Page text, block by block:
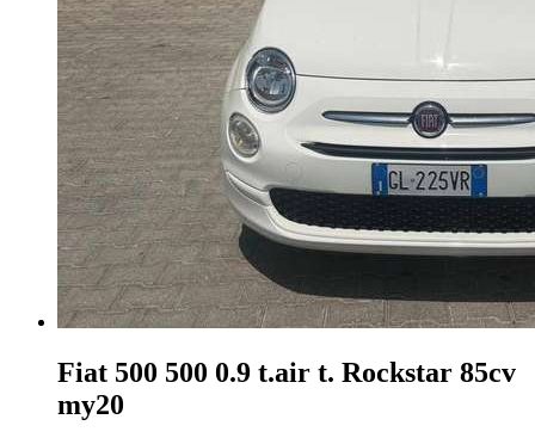
Fiat 500 500 0.9 t.air t. Rockstar 85cv
my20